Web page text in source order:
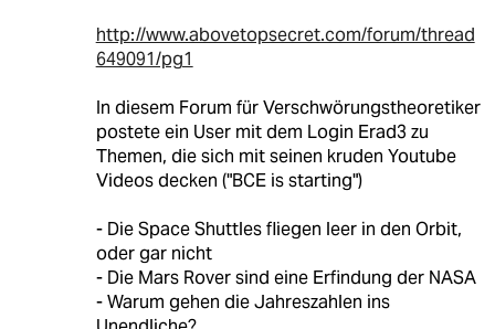
http://www.abovetopsecret.com/forum/thread
649091/pg1
In diesem Forum für Verschwörungstheoretiker
postete ein User mit dem Login Erad3 zu
Themen, die sich mit seinen kruden Youtube
Videos decken ("BCE is starting")
- Die Space Shuttles fliegen leer in den Orbit,
oder gar nicht
- Die Mars Rover sind eine Erfindung der NASA
- Warum gehen die Jahreszahlen ins